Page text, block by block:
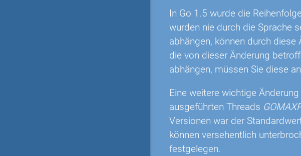
In Go 1.5 wurde die
wurden nie durch die Sprache
abhängen, können durch
die von dieser Änderung
abhängen, müssen Sie diese
Eine weitere wichtige
ausgeführten Threads
Versionen war der
können versehentlich
festgelegen.